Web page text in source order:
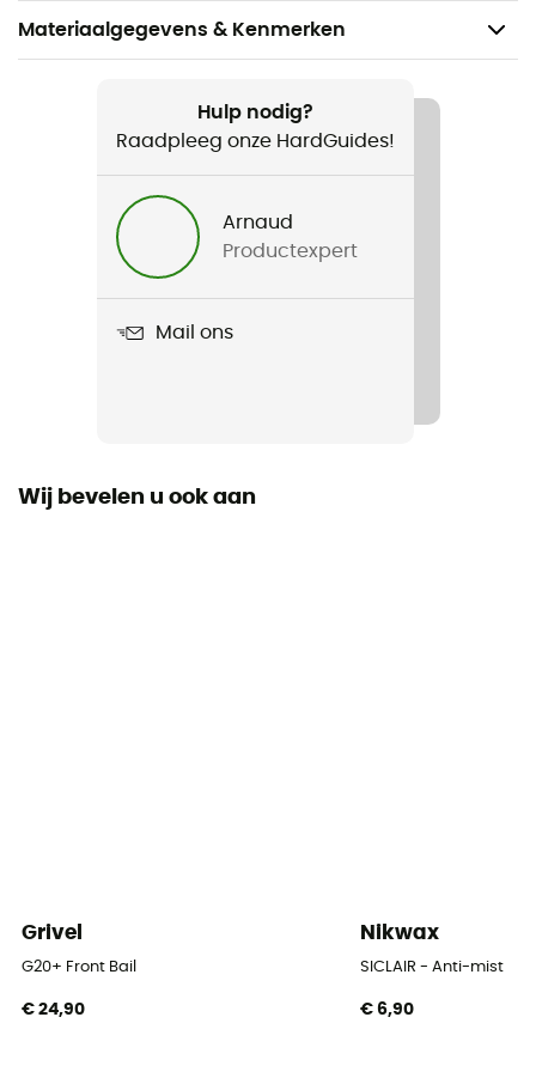
Materiaalgegevens & Kenmerken
Ijsklimmen / Bergbeklimmen
Heren / Dames
Hulp nodig?
Raadpleeg onze HardGuides!
Arnaud
Productexpert
Mail ons
Wij bevelen u ook aan
Grivel
G20+ Front Bail
€ 24,90
Nikwax
SICLAIR - Anti-mist
€ 6,90